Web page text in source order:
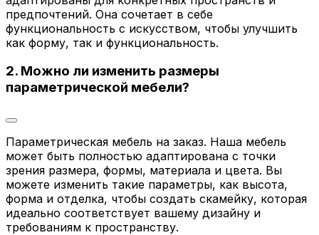
предпочтений. Она сочетает в себе
функциональность с искусством, чтобы улучшить
как форму, так и функциональность.
2. Можно ли изменить размеры
параметрической мебели?
Параметрическая мебель на заказ. Наша мебель
может быть полностью адаптирована с точки
зрения размера, формы, материала и цвета. Вы
можете изменить такие параметры, как высота,
форма и отделка, чтобы создать скамейку, которая
идеально соответствует вашему дизайну и
требованиям к пространству.